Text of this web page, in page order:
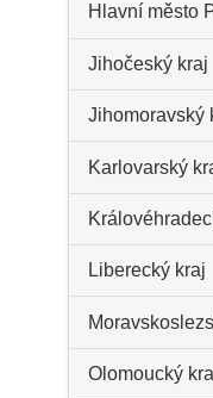
Hlavní město
Jihočeský kraj
Jihomoravský
Karlovarský
Liberecký kraj
Olomoucký